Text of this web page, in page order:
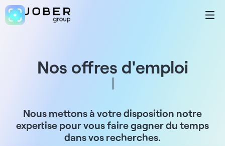
Nos offres d'emploi
Nous mettons à votre disposition notre
expertise pour vous faire gagner du temps
dans vos recherches.